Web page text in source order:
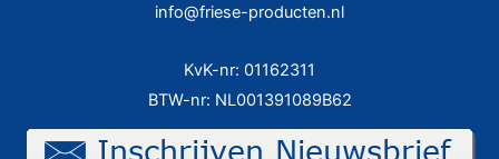
info@friese-producten.nl
KvK-nr: 01162311
BTW-nr: NL001391089B62